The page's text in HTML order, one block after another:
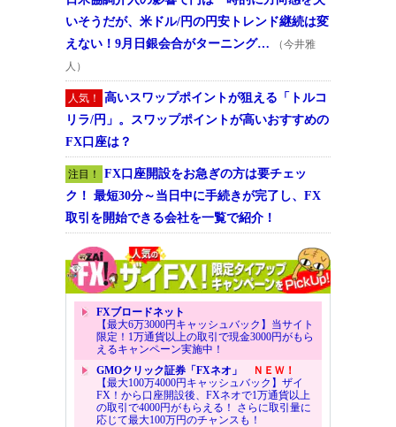
いそうだが、米ドル/円の円安トレンド継続は変
えない！9月日銀会合がターニング…
（今井雅
人）
人気！
高いスワップポイントが狙える「トルコ
リラ/円」。スワップポイントが高いおすすめの
FX口座は？
注目！
FX口座開設をお急ぎの方は要チェッ
ク！ 最短30分～当日中に手続きが完了し、FX
取引を開始できる会社を一覧で紹介！
FXブロードネット
【最大6万3000円キャッシュバック】当サイト
限定！1万通貨以上の取引で現金3000円がもら
えるキャンペーン実施中！
GMOクリック証券「FXネオ」
ＮＥＷ！
【最大100万4000円キャッシュバック】ザイ
FX！から口座開設後、FXネオで1万通貨以上
の取引で4000円がもらえる！ さらに取引量に
応じて最大100万円のチャンスも！